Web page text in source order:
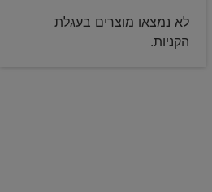
לא נמצאו מוצרים בעגלת
הקניות.